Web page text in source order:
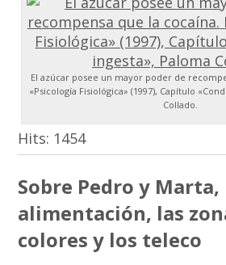
El azúcar posee un mayor poder de
«Psicología Fisiológica» (1997), Capítulo
Collado.
Hits: 1454
Sobre Pedro y Marta,
alimentación, las
colores y los teleco